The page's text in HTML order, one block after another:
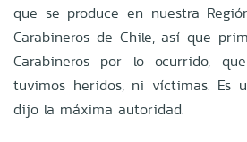
que se produce en nuestra
Carabineros de Chile, así que
Carabineros por lo ocurrido,
tuvimos heridos, ni víctimas. Es
dijo la máxima autoridad.